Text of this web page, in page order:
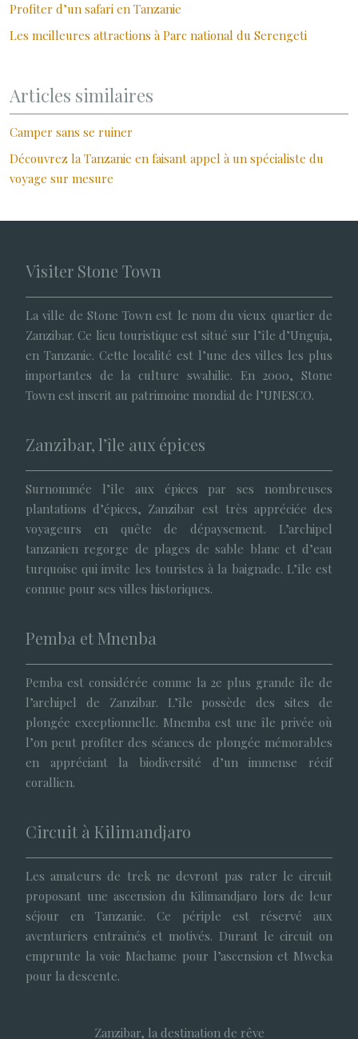
Profiter d’un safari en Tanzanie
Les meilleures attractions à Parc national du Serengeti
Articles similaires
Camper sans se ruiner
Découvrez la Tanzanie en faisant appel à un spécialiste du
voyage sur mesure
Visiter Stone Town
La ville de Stone Town est le nom du vieux quartier de
Zanzibar. Ce lieu touristique est situé sur l’île d’Unguja,
en Tanzanie. Cette localité est l’une des villes les plus
importantes de la culture swahilie. En 2000, Stone
Town est inscrit au patrimoine mondial de l’UNESCO.
Zanzibar, l’île aux épices
Surnommée l’île aux épices par ses nombreuses
plantations d’épices, Zanzibar est très appréciée des
voyageurs en quête de dépaysement. L’archipel
tanzanien regorge de plages de sable blanc et d’eau
turquoise qui invite les touristes à la baignade. L’île est
connue pour ses villes historiques.
Pemba et Mnenba
Pemba est considérée comme la 2e plus grande île de
l’archipel de Zanzibar. L’île possède des sites de
plongée exceptionnelle. Mnemba est une île privée où
l’on peut profiter des séances de plongée mémorables
en appréciant la biodiversité d’un immense récif
corallien.
Circuit à Kilimandjaro
Les amateurs de trek ne devront pas rater le circuit
proposant une ascension du Kilimandjaro lors de leur
séjour en Tanzanie. Ce périple est réservé aux
aventuriers entraînés et motivés. Durant le circuit on
emprunte la voie Machame pour l’ascension et Mweka
pour la descente.
Zanzibar, la destination de rêve